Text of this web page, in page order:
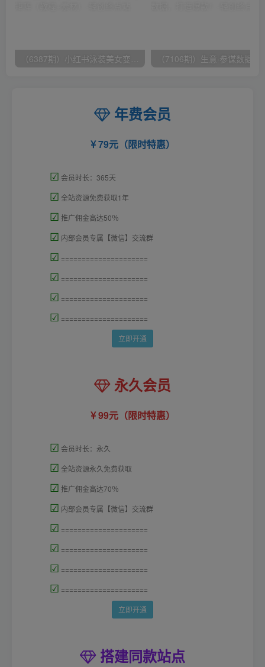
（6387期）小红书泳装美女变现，免费提供素材，收益无上限可矩阵（教程+素材）
年费会员
79元（限时特惠）
☑ 会员时长：365天
☑ 全站资源免费获取1年
☑ 推广佣金高达50％
☑ 内部会员专属【微信】交流群
☑ =====================
☑ =====================
☑ =====================
☑ =====================
立即开通
永久会员
99元（限时特惠）
☑ 会员时长：永久
☑ 全站资源永久免费获取
☑ 推广佣金高达70％
☑ 内部会员专属【微信】交流群
☑ =====================
☑ =====================
☑ =====================
☑ =====================
立即开通
搭建同款站点